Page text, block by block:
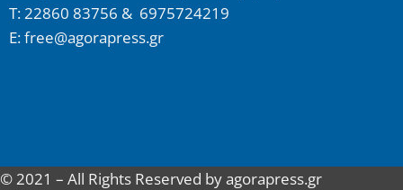
Τ: 22860 83756 & 6975724219
E: free@agorapress.gr
© 2021 – All Rights Reserved by agorapress.gr